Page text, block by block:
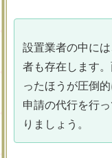
設置業者の中に
者も存在します
ったほうが圧倒
申請の代行を行
りましょう。